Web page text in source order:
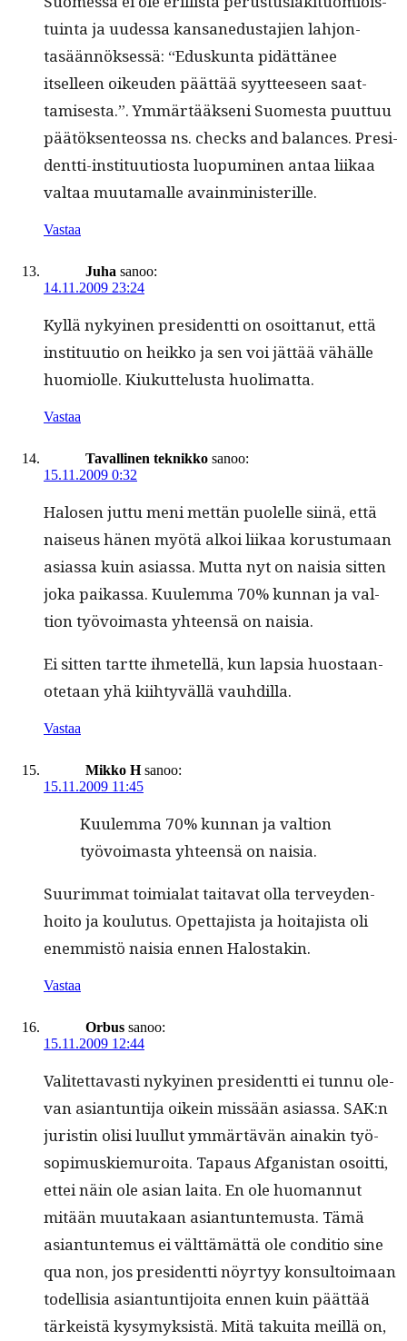
tu­in­ta ja uudessa kansane­dus­ta­jien lahjon­
tasään­nök­sessä: “Eduskun­ta pidät­tänee
itselleen oikeu­den päät­tää syyt­teeseen saat­
tamis­es­ta.”. Ymmärtääk­seni Suomes­ta puut­tuu
päätök­sen­teossa ns. checks and bal­ances. Pres­i­
dent­ti-insti­tuu­tios­ta luop­umi­nen antaa liikaa
val­taa muu­ta­malle avainministerille.
Vastaa
Juha sanoo:
14.11.2009 23:24
Kyl­lä nykyi­nen pres­i­dent­ti on osoit­tanut, että
insti­tuu­tio on heikko ja sen voi jät­tää vähälle
huomi­olle. Kiukut­telus­ta huolimatta.
Vastaa
Tavallinen teknikko sanoo:
15.11.2009 0:32
Halosen jut­tu meni met­tän puolelle siinä, että
naiseus hänen myötä alkoi liikaa korus­tu­maan
asi­as­sa kuin asi­as­sa. Mut­ta nyt on naisia sit­ten
joka paikas­sa. Kuulem­ma 70% kun­nan ja val­
tion työvoimas­ta yhteen­sä on naisia.
Ei sit­ten tartte ihme­tel­lä, kun lap­sia huostaan­
ote­taan yhä kiihtyväl­lä vauhdilla.
Vastaa
Mikko H sanoo:
15.11.2009 11:45
Kuulem­ma 70% kun­nan ja val­tion
työvoimas­ta yhteen­sä on naisia.
Suurim­mat toimi­alat taita­vat olla ter­vey­den­
hoito ja koulu­tus. Opet­ta­jista ja hoita­jista oli
enem­mistö naisia ennen Halostakin.
Vastaa
Orbus sanoo:
15.11.2009 12:44
Valitet­tavasti nykyi­nen pres­i­dent­ti ei tun­nu ole­
van asiantun­ti­ja oikein mis­sään asi­as­sa. SAK:n
juristin olisi luul­lut ymmärtävän ainakin työ­
sopimuskiemuroi­ta. Tapaus Afgan­istan osoit­ti,
ettei näin ole asian lai­ta. En ole huo­man­nut
mitään muu­takaan asiantun­te­mus­ta. Tämä
asiantun­te­mus ei vält­tämät­tä ole con­di­tio sine
qua non, jos pres­i­dent­ti nöyr­tyy kon­sul­toimaan
todel­lisia asiantun­ti­joi­ta ennen kuin päät­tää
tärkeistä kysymyk­sistä. Mitä takui­ta meil­lä on,